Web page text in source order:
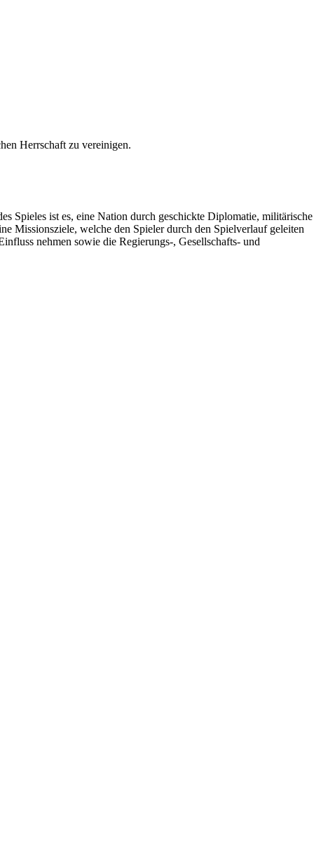
Herrschaft zu vereinigen.
Spieles ist es, eine Nation durch geschickte Diplomatie, militärische
Missionsziele, welche den Spieler durch den Spielverlauf geleiten
nehmen sowie die Regierungs-, Gesellschafts- und